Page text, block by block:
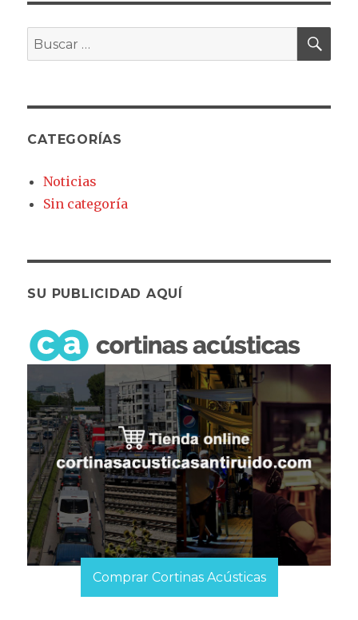
Buscar
por:
CATEGORÍAS
Noticias
Sin categoría
SU PUBLICIDAD AQUÍ
Comprar Cortinas Acústicas